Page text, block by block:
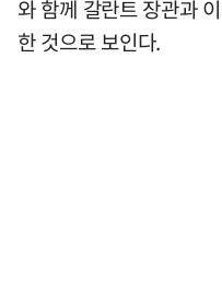
와 함께 갈란트 장관과
한 것으로 보인다.